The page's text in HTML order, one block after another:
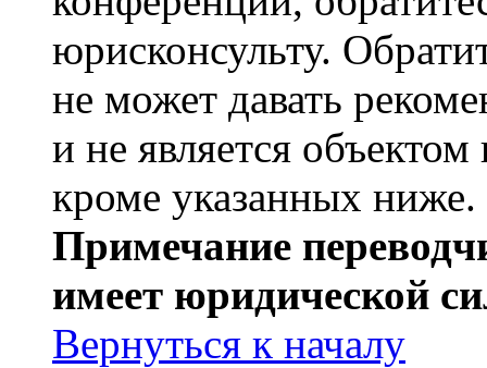
юрисконсульту.
не может давать
и не является
кроме указанных ниже.
Примечание
имеет юридической
Вернуться к началу